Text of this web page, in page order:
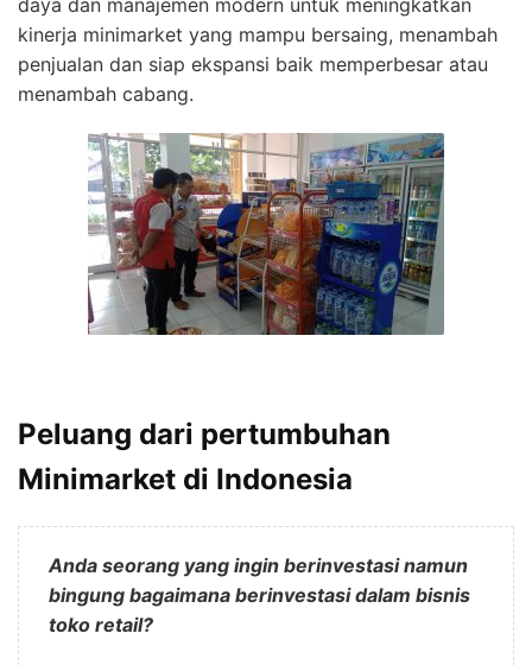
daya dan manajemen modern untuk meningkatkan
kinerja minimarket yang mampu bersaing, menambah
penjualan dan siap ekspansi baik memperbesar atau
menambah cabang.
Peluang dari pertumbuhan
Minimarket di Indonesia
Anda seorang yang ingin berinvestasi namun
bingung bagaimana berinvestasi dalam bisnis
toko retail?